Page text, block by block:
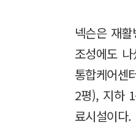
넥슨은 재
조성에도
통합케어센
2평), 지하
료시설이다.